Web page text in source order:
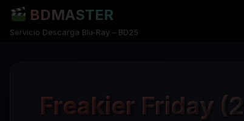
BDMASTER
Servicio Descarga Blu-Ray – BD25
Freakier Friday